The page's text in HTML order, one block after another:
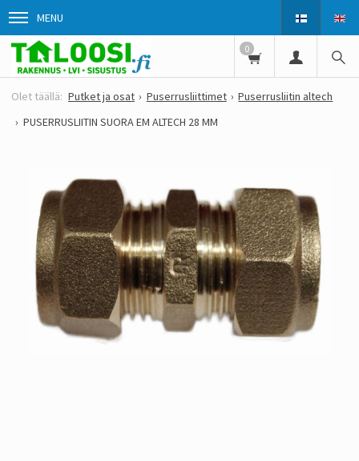
MENU
0
Putket ja osat Puserrusliittimet
Puserrusliitin altech
PUSERRUSLIITIN SUORA EM ALTECH 28 MM